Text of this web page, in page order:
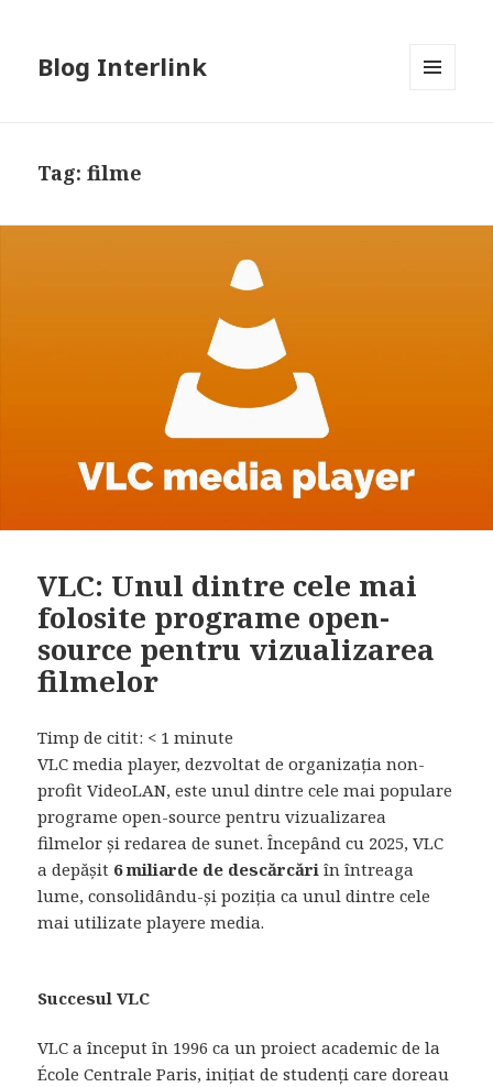
Blog Interlink
Tag:filme
VLC: Unul dintre cele mai
folosite programe open-
source pentru vizualizarea
filmelor
Timp de citit: < 1 minute
VLC media player, dezvoltat de organizația non-
profit VideoLAN, este unul dintre cele mai populare
programe open-source pentru vizualizarea
filmelor și redarea de sunet. Începând cu 2025, VLC
a depășit 6 miliarde de descărcări în întreaga
lume, consolidându-și poziția ca unul dintre cele
mai utilizate playere media.
Succesul VLC
VLC a început în 1996 ca un proiect academic de la
École Centrale Paris, inițiat de studenți care doreau